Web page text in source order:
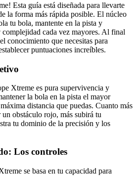
Esta guía está diseñada para llevarte
la forma más rápida posible. El núcleo
tu bola, mantente en la pista y
cada vez mayores. Al final
conocimiento que necesitas para
puntuaciones increíbles.
Xtreme es pura supervivencia y
la bola en la pista el mayor
distancia que puedas. Cuanto más
obstáculo rojo, más subirá tu
tu dominio de la precisión y los
Los controles
se basa en tu capacidad para